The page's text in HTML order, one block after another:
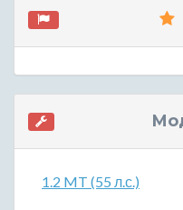
1.2 MT (55 л.с.)